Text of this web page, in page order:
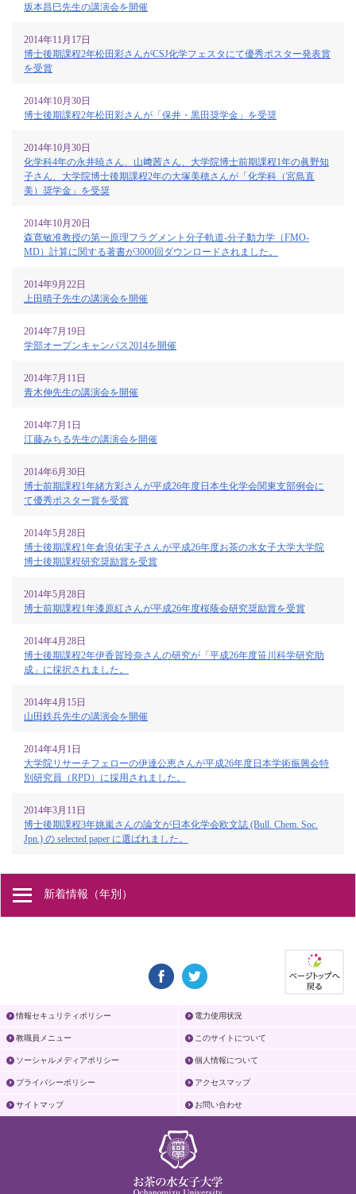
坂本昌巳先生の講演会を開催
2014年11月17日
博士後期課程2年松田彩さんがCSJ化学フェスタにて優秀ポスター発表賞
を受賞
2014年10月30日
博士後期課程2年松田彩さんが「保井・黒田奨学金」を受奨
2014年10月30日
化学科4年の永井暁さん、山﨑茜さん、大学院博士前期課程1年の眞野知
子さん、大学院博士後期課程2年の大塚美穂さんが「化学科（宮島直
美）奨学金」を受奨
2014年10月20日
森寛敏准教授の第一原理フラグメント分子軌道-分子動力学（FMO-
MD）計算に関する著書が3000回ダウンロードされました。
2014年9月22日
上田晴子先生の講演会を開催
2014年7月19日
学部オープンキャンパス2014を開催
2014年7月11日
青木伸先生の講演会を開催
2014年7月1日
江藤みちる先生の講演会を開催
2014年6月30日
博士前期課程1年緒方彩さんが平成26年度日本生化学会関東支部例会に
て優秀ポスター賞を受賞
2014年5月28日
博士後期課程1年倉浪佑実子さんが平成26年度お茶の水女子大学大学院
博士後期課程研究奨励賞を受賞
2014年5月28日
博士前期課程1年漆原紅さんが平成26年度桜蔭会研究奨励賞を受賞
2014年4月28日
博士後期課程2年伊香賀玲奈さんの研究が「平成26年度笹川科学研究助
成」に採択されました。
2014年4月15日
山田鉄兵先生の講演会を開催
2014年4月1日
大学院リサーチフェローの伊達公恵さんが平成26年度日本学術振興会特
別研究員（RPD）に採用されました。
2014年3月11日
博士後期課程3年姚嵐さんの論文が日本化学会欧文誌 (Bull. Chem. Soc.
Jpn.) の selected paper に選ばれました。
新着情報（年別）
情報セキュリティポリシー 電力使用状況
教職員メニュー このサイトについて
ソーシャルメディアポリシー 個人情報について
プライバシーポリシー アクセスマップ
サイトマップ お問い合わせ